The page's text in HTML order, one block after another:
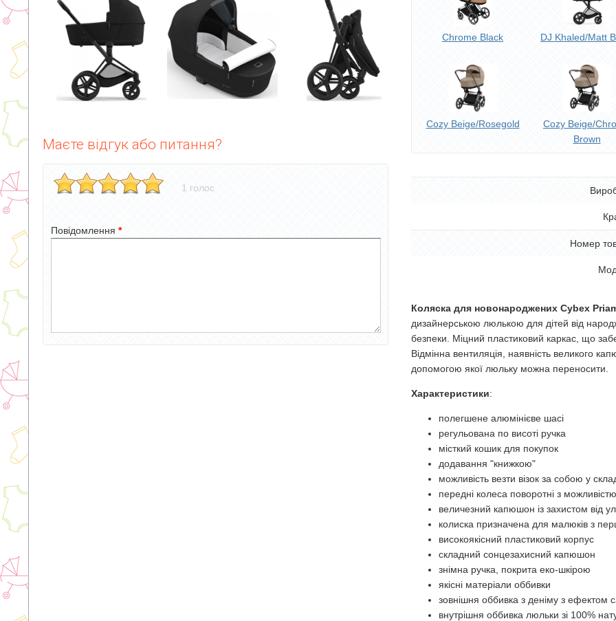
Маєте відгук або питання?
1 голос
Повідомлення *
Chrome Black DJ Khaled/Matt
Cozy Beige/Rosegold
Cozy Beige/
Brown
Номер
Коляска для новонароджених Cybex
дизайнерською люлькою для дітей від
безпеки. Міцний пластиковий каркас, що
Відмінна вентиляція, наявність великого
допомогою якої люльку можна переносити.
Характеристики:
полегшене алюмінієве шасі
регульована по висоті ручка
місткий кошик для покупок
додавання "книжкою"
можливість везти візок за собою у
передні колеса поворотні з можливістю
величезний капюшон із захистом від
колиска призначена для малюків з
високоякісний пластиковий корпус
складний сонцезахисний капюшон
знімна ручка, покрита еко-шкірою
якісні матеріали оббивки
зовнішня оббивка з деніму з ефектом
внутрішня оббивка люльки зі 100%